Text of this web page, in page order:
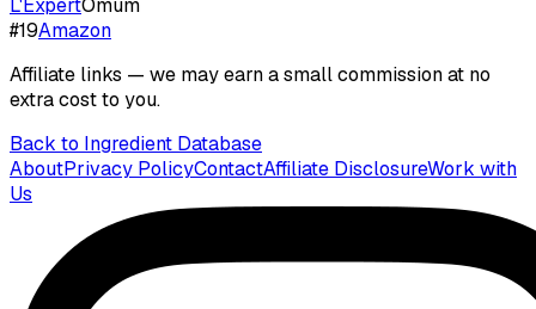
L'ExpertOmum
#19Amazon
Affiliate links — we may earn a small commission at no
extra cost to you.
Back to Ingredient Database
AboutPrivacy PolicyContactAffiliate DisclosureWork with
Us